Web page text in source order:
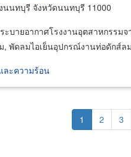
นนทบุรี จังหวัดนนทบุรี 11000
บายอากาศโรงงานอุตสาหกรรมจ
, พัดลมไอเย็นอุปกรณ์งานท่อดักส์
ละความร้อน
Current
page
1 Page
2 3